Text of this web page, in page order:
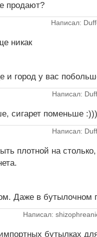
продают?
Написал:
никак
и город у вас
Написал:
сигарет поменьше
Написал:
плотной на
Даже в бутылочном
Написал:
бутылках для